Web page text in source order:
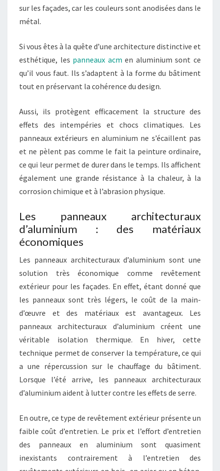
sur les façades, car les couleurs sont anodisées dans le
métal.
Si vous êtes à la quête d’une architecture distinctive et
esthétique, les panneaux acm en aluminium sont ce
qu’il vous faut. Ils s’adaptent à la forme du bâtiment
tout en préservant la cohérence du design.
Aussi, ils protègent efficacement la structure des
effets des intempéries et chocs climatiques. Les
panneaux extérieurs en aluminium ne s’écaillent pas
et ne pèlent pas comme le fait la peinture ordinaire,
ce qui leur permet de durer dans le temps. Ils affichent
également une grande résistance à la chaleur, à la
corrosion chimique et à l’abrasion physique.
Les panneaux architecturaux
d’aluminium : des matériaux
économiques
Les panneaux architecturaux d’aluminium sont une
solution très économique comme revêtement
extérieur pour les façades. En effet, étant donné que
les panneaux sont très légers, le coût de la main-
d’œuvre et des matériaux est avantageux. Les
panneaux architecturaux d’aluminium créent une
véritable isolation thermique. En hiver, cette
technique permet de conserver la température, ce qui
a une répercussion sur le chauffage du bâtiment.
Lorsque l’été arrive, les panneaux architecturaux
d’aluminium aident à lutter contre les effets de serre.
En outre, ce type de revêtement extérieur présente un
faible coût d’entretien. Le prix et l’effort d’entretien
des panneaux en aluminium sont quasiment
inexistants contrairement à l’entretien des